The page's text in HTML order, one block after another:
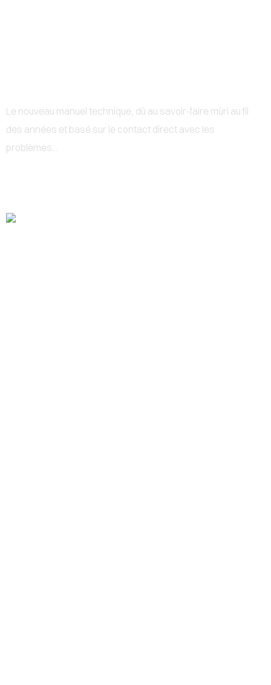
Le nouveau manuel technique, dû au savoir-faire mûri au fil
des années et basé sur le contact direct avec les
problèmes...